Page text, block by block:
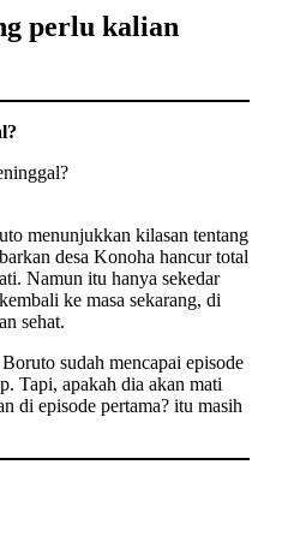
perlu kalian
menunjukkan kilasan tentang
desa Konoha hancur total
Namun itu hanya sekedar
ke masa sekarang, di
sehat.
sudah mencapai episode
Tapi, apakah dia akan mati
di episode pertama? itu masih